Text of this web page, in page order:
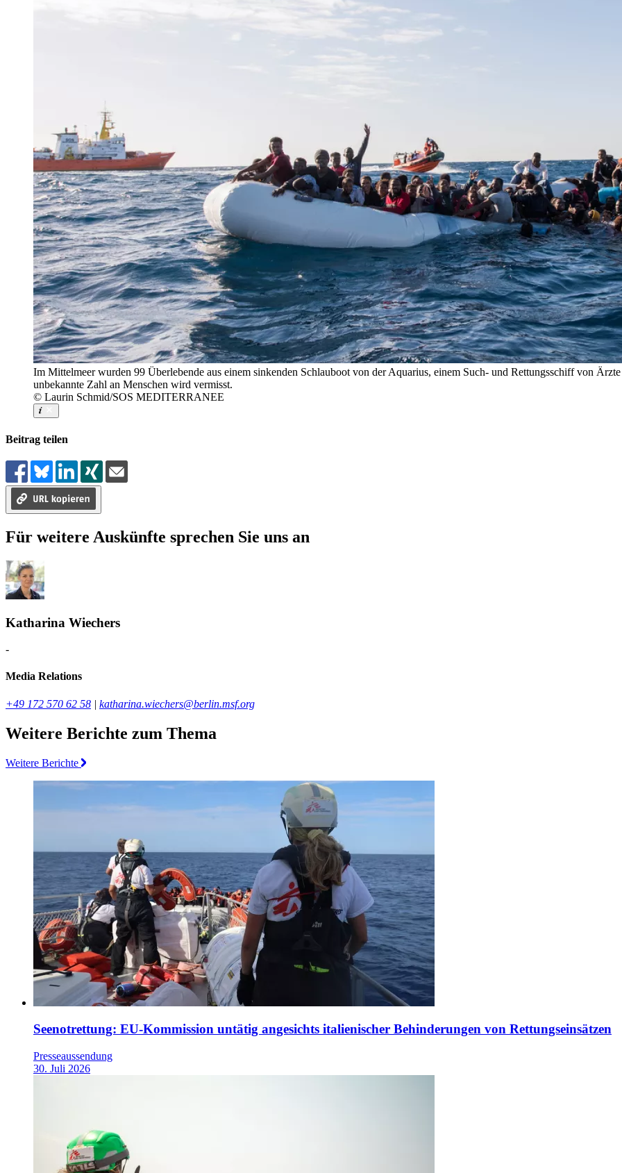
Im Mittelmeer wurden 99 Überlebende aus einem sinkenden Schlauboot von der Aquarius, einem Such- und Rettungsschiff von
unbekannte Zahl an Menschen wird vermisst.
© Laurin Schmid/SOS MEDITERRANEE
Beitrag teilen
Für weitere Auskünfte sprechen Sie uns an
Katharina Wiechers
-
Media Relations
+49 172 570 62 58 | katharina.wiechers@berlin.msf.org
Weitere Berichte zum Thema
Weitere Berichte
Seenotrettung: EU-Kommission untätig angesichts italienischer Behinderungen von Rettungseinsätzen
Presseaussendung
30. Juli 2026